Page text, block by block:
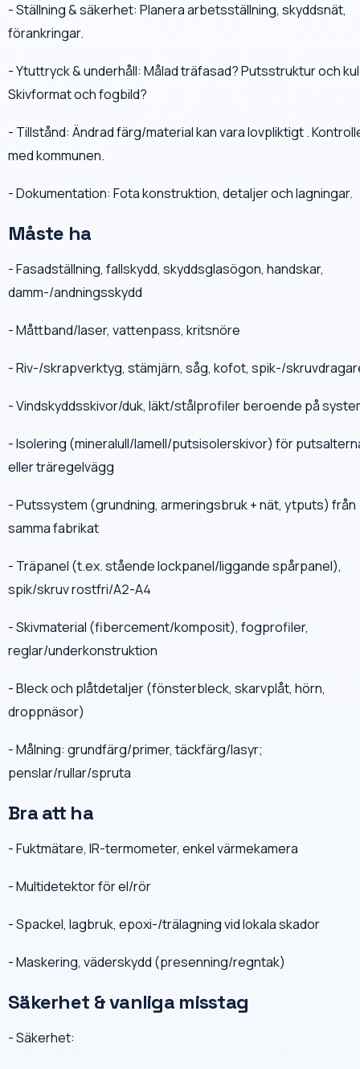
- Ställning & säkerhet: Planera arbetsställning, skyddsnät,
förankringar.
- Ytuttryck & underhåll: Målad träfasad? Putsstruktur och
Skivformat och fogbild?
- Tillstånd: Ändrad färg/material kan vara lovpliktigt .
med kommunen.
- Dokumentation: Fota konstruktion, detaljer och lagningar.
Måste ha
- Fasadställning, fallskydd, skyddsglasögon, handskar,
damm-/andningsskydd
- Måttband/laser, vattenpass, kritsnöre
- Riv-/skrapverktyg, stämjärn, såg, kofot, spik-/
- Vindskyddsskivor/duk, läkt/stålprofiler beroende på
- Isolering (mineralull/lamell/putsisolerskivor) för
eller träregelvägg
- Putssystem (grundning, armeringsbruk + nät, ytputs) från
samma fabrikat
- Träpanel (t.ex. stående lockpanel/liggande spårpanel),
spik/skruv rostfri/A2-A4
- Skivmaterial (fibercement/komposit), fogprofiler,
reglar/underkonstruktion
- Bleck och plåtdetaljer (fönsterbleck, skarvplåt, hörn,
droppnäsor)
- Målning: grundfärg/primer, täckfärg/lasyr;
penslar/rullar/spruta
Bra att ha
- Fuktmätare, IR-termometer, enkel värmekamera
- Multidetektor för el/rör
- Spackel, lagbruk, epoxi-/trälagning vid lokala skador
- Maskering, väderskydd (presenning/regntak)
Säkerhet & vanliga misstag
- Säkerhet: